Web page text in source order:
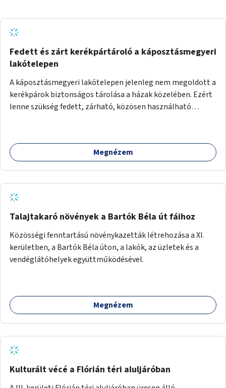
Fedett és zárt kerékpártároló a káposztásmegyeri
lakótelepen
A káposztásmegyeri lakótelepen jelenleg nem megoldott a
kerékpárok biztonságos tárolása a házak közelében. Ezért
lenne szükség fedett, zárható, közösen használható
Megnézem
Talajtakaró növények a Bartók Béla út fáihoz
Közösségi fenntartású növénykazetták létrehozása a XI.
kerületben, a Bartók Béla úton, a lakók, az üzletek és a
vendéglátóhelyek együttműködésével.
Megnézem
Kulturált vécé a Flórián téri aluljáróban